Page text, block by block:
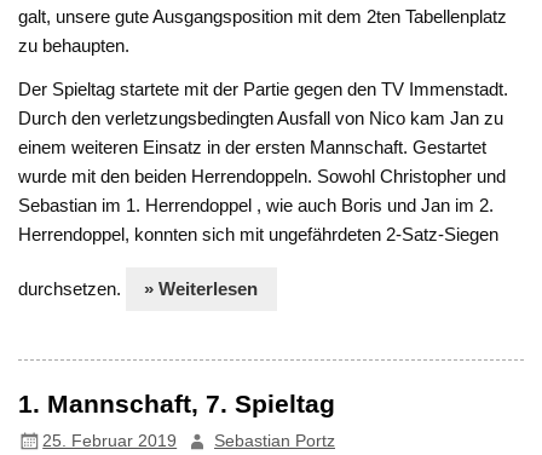
galt, unsere gute Ausgangsposition mit dem 2ten Tabellenplatz
zu behaupten.
Der Spieltag startete mit der Partie gegen den TV Immenstadt.
Durch den verletzungsbedingten Ausfall von Nico kam Jan zu
einem weiteren Einsatz in der ersten Mannschaft. Gestartet
wurde mit den beiden Herrendoppeln. Sowohl Christopher und
Sebastian im 1. Herrendoppel , wie auch Boris und Jan im 2.
Herrendoppel, konnten sich mit ungefährdeten 2-Satz-Siegen
durchsetzen. » Weiterlesen
1. Mannschaft, 7. Spieltag
25. Februar 2019 Sebastian Portz